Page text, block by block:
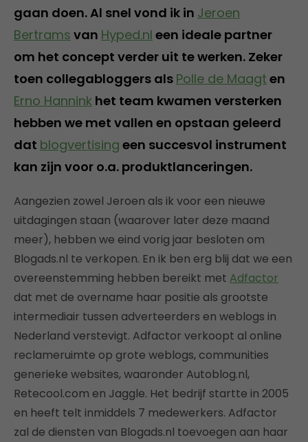
gaan doen. Al snel vond ik in Jeroen
Bertrams van Hyped.nl een ideale partner
om het concept verder uit te werken. Zeker
toen collegabloggers als Polle de Maagt en
Erno Hannink het team kwamen versterken
hebben we met vallen en opstaan geleerd
dat blogvertising een succesvol instrument
kan zijn voor o.a. produktlanceringen.
Aangezien zowel Jeroen als ik voor een nieuwe
uitdagingen staan (waarover later deze maand
meer), hebben we eind vorig jaar besloten om
Blogads.nl te verkopen. En ik ben erg blij dat we een
overeenstemming hebben bereikt met Adfactor
dat met de overname haar positie als grootste
intermediair tussen adverteerders en weblogs in
Nederland verstevigt. Adfactor verkoopt al online
reclameruimte op grote weblogs, communities
generieke websites, waaronder Autoblog.nl,
Retecool.com en Jaggle. Het bedrijf startte in 2005
en heeft telt inmiddels 7 medewerkers. Adfactor
zal de diensten van Blogads.nl toevoegen aan haar